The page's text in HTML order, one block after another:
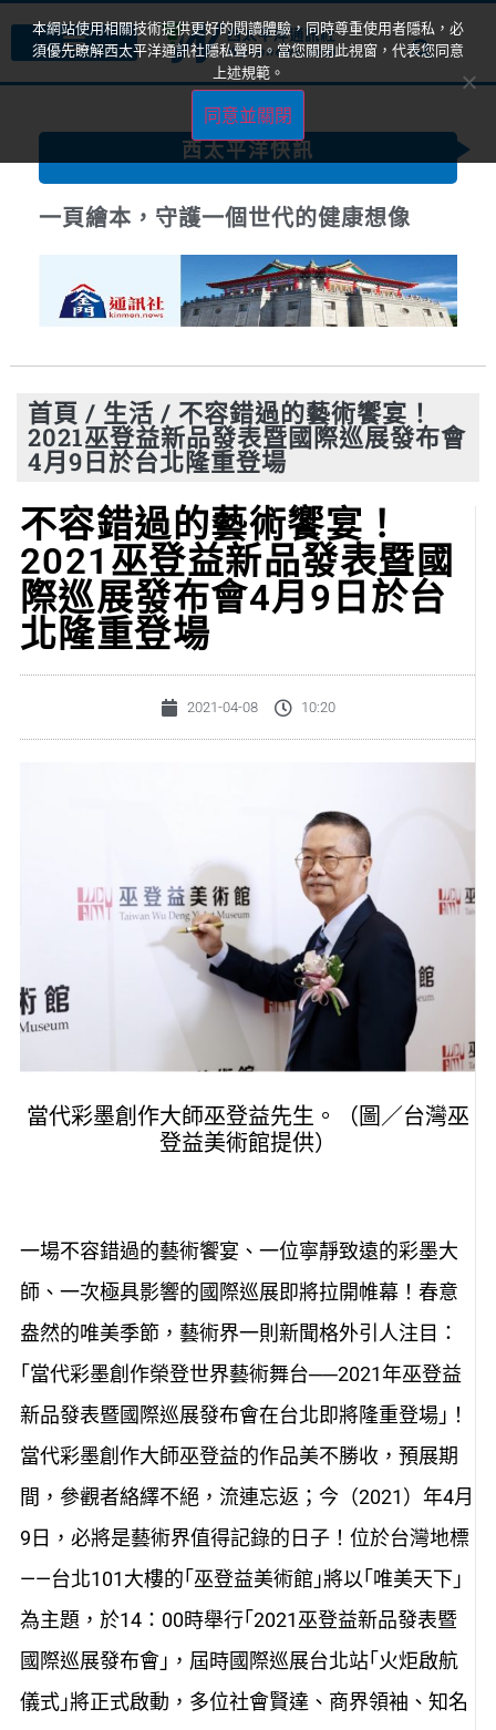
西太平洋快訊
一頁繪本，守護一個世代的健康想像
首頁 / 生活 / 不容錯過的藝術饗宴！
2021巫登益新品發表暨國際巡展發布會
4月9日於台北隆重登場
不容錯過的藝術饗宴！
2021巫登益新品發表暨國
際巡展發布會4月9日於台
北隆重登場
2021-04-08 10:20
當代彩墨創作大師巫登益先生。（圖／台灣巫
登益美術館提供）
一場不容錯過的藝術饗宴、一位寧靜致遠的彩墨大
師、一次極具影響的國際巡展即將拉開帷幕！春意
盎然的唯美季節，藝術界一則新聞格外引人注目：
｢當代彩墨創作榮登世界藝術舞台──2021年巫登益
新品發表暨國際巡展發布會在台北即將隆重登場｣！
當代彩墨創作大師巫登益的作品美不勝收，預展期
間，參觀者絡繹不絕，流連忘返；今（2021）年4月
9日，必將是藝術界值得記錄的日子！位於台灣地標
——台北101大樓的｢巫登益美術館｣將以｢唯美天下｣
為主題，於14：00時舉行｢2021巫登益新品發表暨
國際巡展發布會｣，屆時國際巡展台北站｢火炬啟航
儀式｣將正式啟動，多位社會賢達、商界領袖、知名
本網站使用相關技術提供更好的閱讀體驗，同時尊重使用者隱私，必
須優先瞭解西太平洋通訊社隱私聲明。當您關閉此視窗，代表您同意
上述規範。
同意並關閉